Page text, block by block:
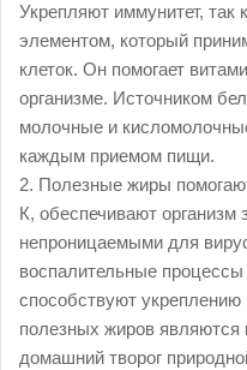
Укрепляют иммунитет, так
элементом, который
клеток. Он помогает
организме. Источником
молочные и
каждым приемом пищи.
2. Полезные жиры
К, обеспечивают организм
непроницаемыми для
воспалительные
способствуют
полезных жиров
домашний творог